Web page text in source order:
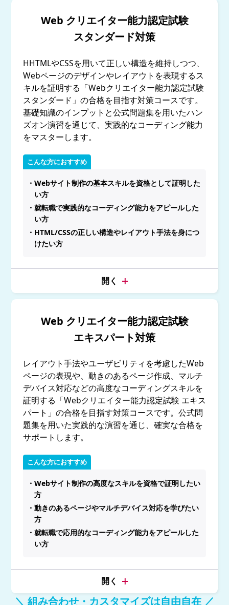
Web クリエイター能力認定試験
スタンダード対策
HHTMLやCSSを用いて正しい構造を維持しつつ、
Webページのデザインやレイアウトを表現するス
キルを証明する「Webクリエイター能力認定試験
スタンダード」の合格を目指す対策コースです。
基礎知識のインプットと公式問題集を用いたハン
ズオン演習を通じて、実践的なコーディング能力
をマスターします。
こんな方におすすめ
・Webサイト制作の基本スキルを資格として証明した
い方
・就転職で実践的なコーディング能力をアピールした
い方
・HTML/CSSの正しい構造やレイアウト手法を身につ
けたい方
Web クリエイター能力認定試験
エキスパート対策
レイアウト手法やユーザビリティを考慮したWeb
ページの表現や、動きのあるページ作成、マルチ
デバイス対応などの高度なコーディングスキルを
証明する「Webクリエイター能力認定試験 エキス
パート」の合格を目指す対策コースです。公式問
題集を用いた実践的な演習を通じ、確実な合格を
サポートします。
こんな方におすすめ
・Webサイト制作の高度なスキルを資格で証明したい
方
・動きのあるページやマルチデバイス対応を学びたい
方
・就転職で応用的なコーディング能力をアピールした
い方
＼ 組み合わせ・カスタマイズは自由自在 ／